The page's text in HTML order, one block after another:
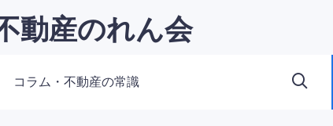
動産のれん会
コラム・不動産の常識